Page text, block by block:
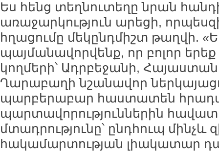
Ես հենց տեղնուտեղը նրան
առաջարկություն արեցի,
հղացումը մեկընդմիշտ թաղվի.
պայմանավորվենք, որ բոլոր
կողմերի՝ Ադրբեջանի,
Ղարաբաղի նշանավոր
պարբերաբար հաստատեն
պարտավորություններին
մտադրությունը՝ ընդհուպ մինչև
հակամարտության լիակատար